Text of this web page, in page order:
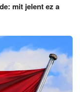
mit jelent ez a